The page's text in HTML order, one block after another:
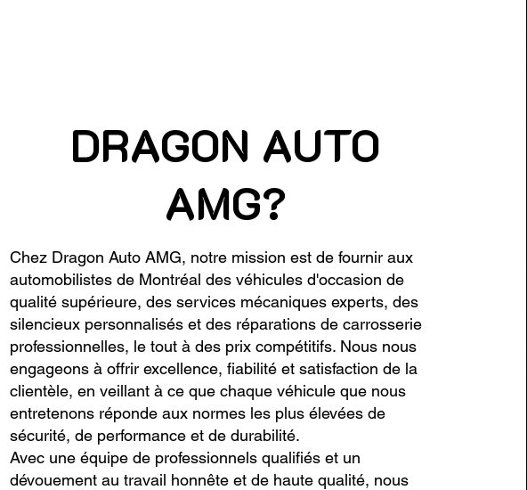
DRAGON AUTO
AMG?
Chez Dragon Auto AMG, notre mission est de fournir aux
automobilistes de Montréal des véhicules d'occasion de
qualité supérieure, des services mécaniques experts, des
silencieux personnalisés et des réparations de carrosserie
professionnelles, le tout à des prix compétitifs. Nous nous
engageons à offrir excellence, fiabilité et satisfaction de la
clientèle, en veillant à ce que chaque véhicule que nous
entretenons réponde aux normes les plus élevées de
sécurité, de performance et de durabilité.
Avec une équipe de professionnels qualifiés et un
dévouement au travail honnête et de haute qualité, nous